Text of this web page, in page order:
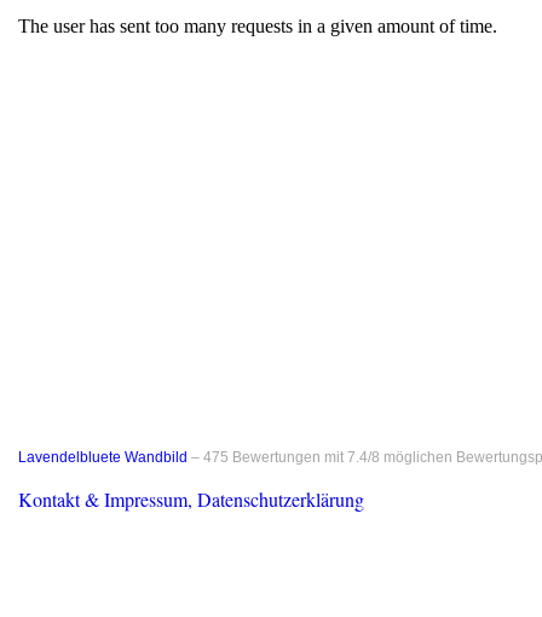
Lavendelbluete Wandbild – 475 Bewertungen mit 7.4/8 möglichen
Kontakt & Impressum, Datenschutzerklärung